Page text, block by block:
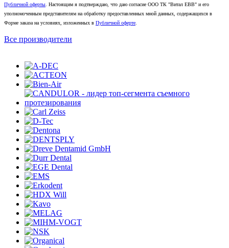
Публичной оферты . Настоящим я подтверждаю, что даю согласие ООО ТК "Витал ЕВВ" и его
уполномоченным представителям на обработку предоставленных мной данных, содержащихся в
Форме заказа на условиях, изложенных в Публичной оферте
Все производители